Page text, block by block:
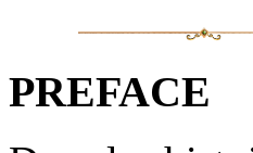
PREFACE